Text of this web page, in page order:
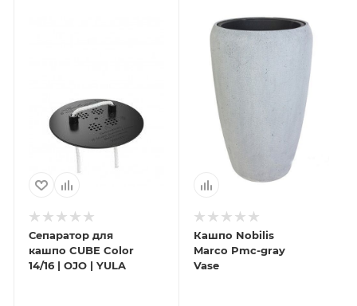
Сепаратор для
кашпо CUBE Color
14/16 | OJO | YULA
Кашпо Nobilis
Marco Pmc-gray
Vase